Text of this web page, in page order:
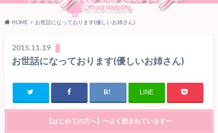
HOME お世話になっております(優しいお姉さん)
2015.11.19
お世話になっております(優しいお姉さん)
LINE
【はじめての方へ】〜よく読まれています〜